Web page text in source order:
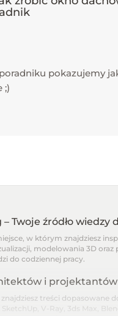
pokazujemy
;)
– Twoje źródło
w którym znajdziesz
modelowania 3D
do codziennej pracy.
i
treści dopasowane
V-Ray, 3ds Max,